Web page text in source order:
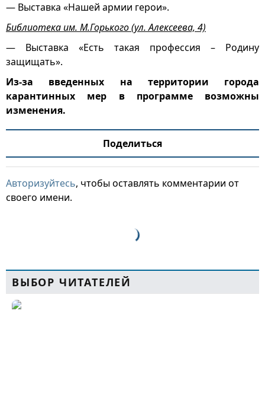
— Выставка «Нашей армии герои».
Библиотека им. М.Горького (ул. Алексеева, 4)
— Выставка «Есть такая профессия – Родину
защищать».
Из-за введенных на территории города
карантинных мер в программе возможны
изменения.
Поделиться
Авторизуйтесь, чтобы оставлять комментарии от
своего имени.
ВЫБОР ЧИТАТЕЛЕЙ